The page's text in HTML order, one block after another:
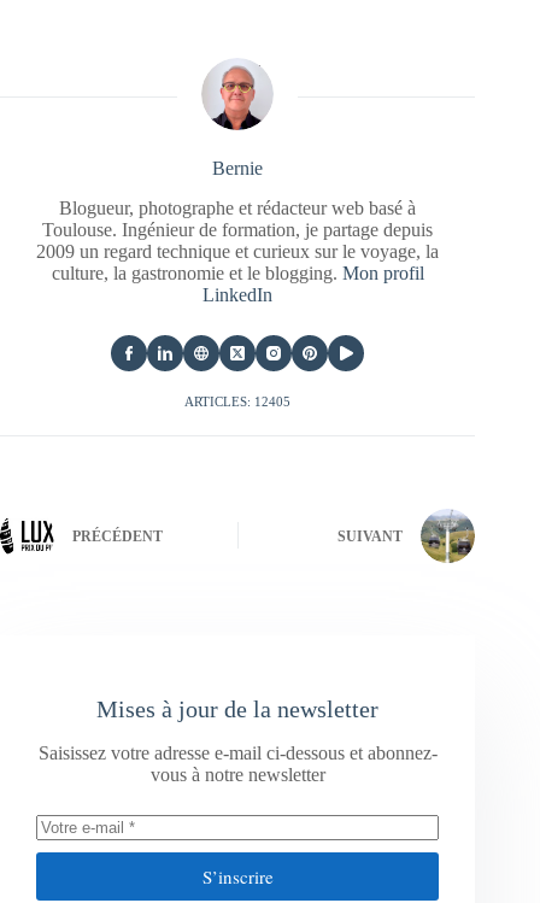
Bernie
Blogueur, photographe et rédacteur web basé à
Toulouse. Ingénieur de formation, je partage depuis
2009 un regard technique et curieux sur le voyage, la
culture, la gastronomie et le blogging. Mon profil
LinkedIn
ARTICLES: 12405
PRÉCÉDENT SUIVANT
Mises à jour de la newsletter
Saisissez votre adresse e-mail ci-dessous et abonnez-
vous à notre newsletter
S’inscrire